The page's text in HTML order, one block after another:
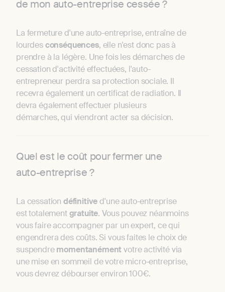
de mon auto-entreprise cessée ?
La fermeture d'une auto-entreprise, entraîne de
lourdesconséquences, elle n'est donc pas à
prendre à la légère. Une fois les démarches de
cessation d'activité effectuées, l'auto-
entrepreneur perdra sa protection sociale. Il
recevra également un certificat de radiation. Il
devra également effectuer plusieurs
démarches, qui viendront acter sa décision.
Quel est le coût pour fermer une
auto-entreprise ?
La cessation définitived'une auto-entreprise
est totalementgratuite. Vous pouvez néanmoins
vous faire accompagner par un expert, ce qui
engendrera des coûts. Si vous faites le choix de
suspendremomentanément votre activité via
une mise en sommeil de votre micro-entreprise,
vous devrez débourser environ 100€.